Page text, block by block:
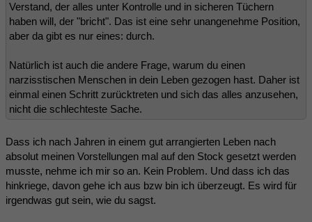
Verstand, der alles unter Kontrolle und in sicheren Tüchern
haben will, der "bricht". Das ist eine sehr unangenehme Position,
aber da gibt es nur eines: durch.
Natürlich ist auch die andere Frage, warum du einen
narzisstischen Menschen in dein Leben gezogen hast. Daher ist
einmal einen Schritt zurücktreten und sich das alles anzusehen,
nicht die schlechteste Sache.
Dass ich nach Jahren in einem gut arrangierten Leben nach
absolut meinen Vorstellungen mal auf den Stock gesetzt werden
musste, nehme ich mir so an. Kein Problem. Und dass ich das
hinkriege, davon gehe ich aus bzw bin ich überzeugt. Es wird für
irgendwas gut sein, wie du sagst.